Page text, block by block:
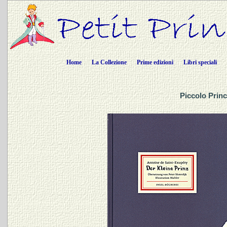
Home La Collezione Prime edizioni Libri speciali
Piccolo